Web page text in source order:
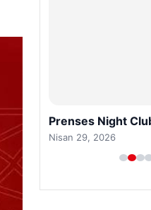
Prenses Night
Nisan 29, 2026